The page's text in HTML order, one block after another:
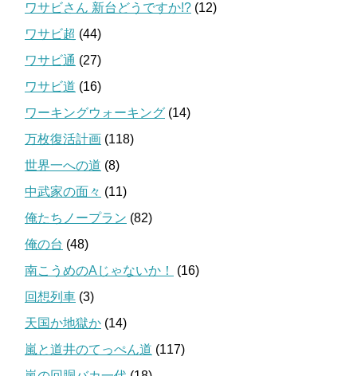
ワサビさん 新台どうですか!? (12)
ワサビ超 (44)
ワサビ通 (27)
ワサビ道 (16)
ワーキングウォーキング (14)
万枚復活計画 (118)
世界一への道 (8)
中武家の面々 (11)
俺たちノープラン (82)
俺の台 (48)
南こうめのAじゃないか！
(16)
回想列車 (3)
天国か地獄か (14)
嵐と道井のてっぺん道 (117)